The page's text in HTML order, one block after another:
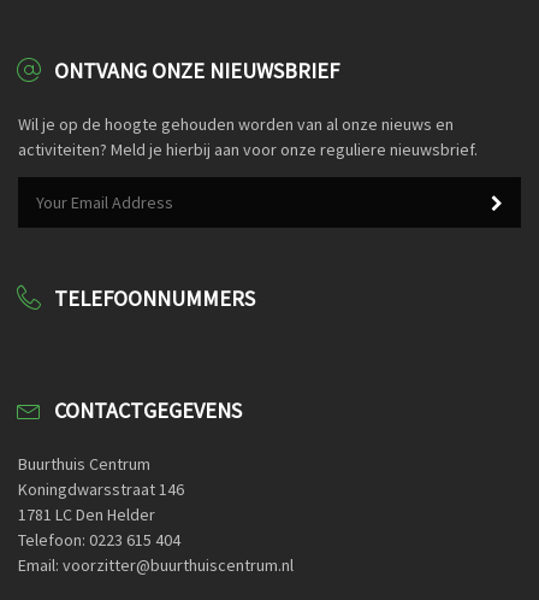
ONTVANG ONZE NIEUWSBRIEF
Wil je op de hoogte gehouden worden van al onze nieuws en
activiteiten? Meld je hierbij aan voor onze reguliere nieuwsbrief.
TELEFOONNUMMERS
CONTACTGEGEVENS
Buurthuis Centrum
Koningdwarsstraat 146
1781 LC Den Helder
Telefoon: 0223 615 404
Email: voorzitter@buurthuiscentrum.nl